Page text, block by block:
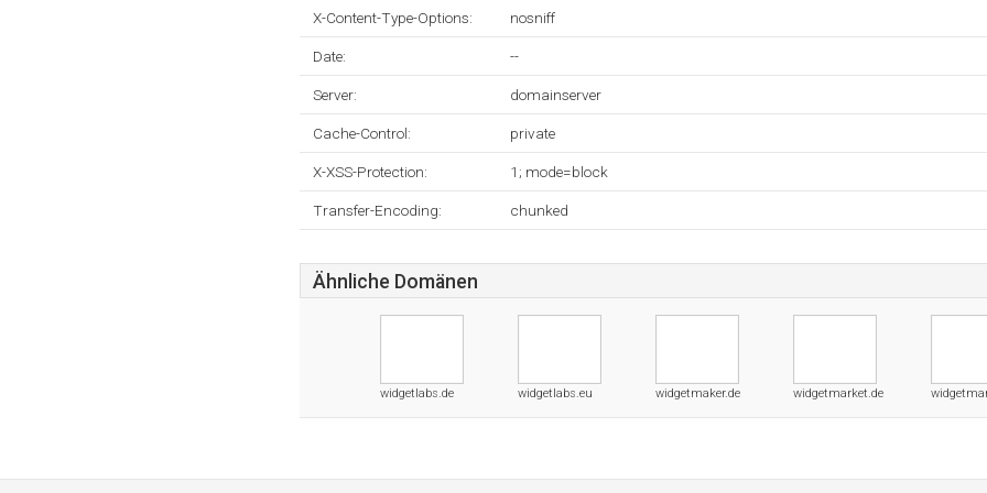
X-Content-Type-Options: nosniff
Date: --
Server: domainserver
Cache-Control: private
X-XSS-Protection: 1; mode=block
Transfer-Encoding: chunked
Ähnliche Domänen
widgetlabs.de widgetlabs.eu widgetmaker.de widgetmarket.de